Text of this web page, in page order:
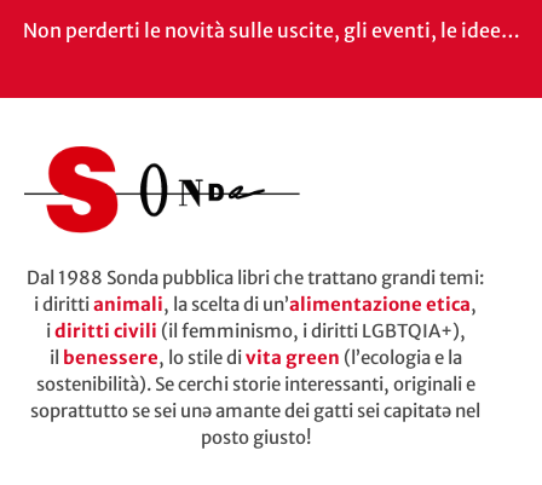
Non perderti le novità sulle uscite, gli eventi, le idee…
Dal 1988 Sonda pubblica libri che trattano grandi temi:
i dirittianimali, la scelta di un’alimentazione etica,
idiritti civili (il femminismo, i diritti LGBTQIA+),
il benessere, lo stile divita green (l’ecologia e la
sostenibilità). Se cerchi storie interessanti, originali e
soprattutto se sei unə amante dei gatti sei capitatə nel
posto giusto!